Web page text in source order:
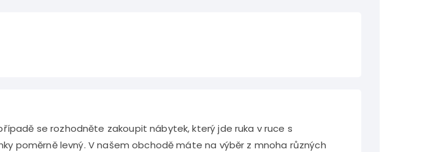
se rozhodněte zakoupit nábytek, který jde ruka v ruce s
poměrně levný. V našem obchodě máte na výběr z mnoha různých